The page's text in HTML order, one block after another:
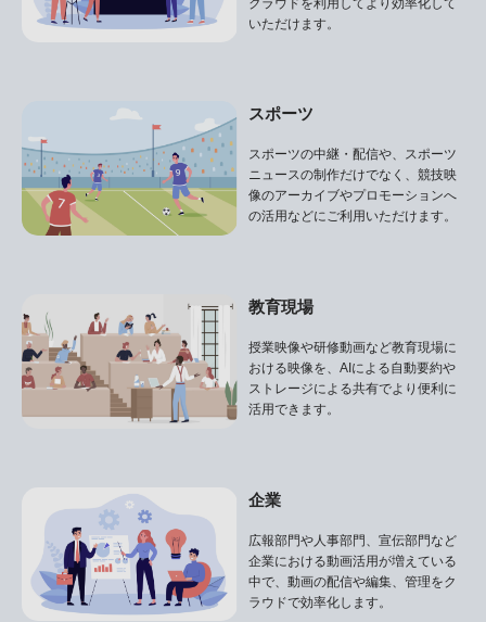
いただけます。
スポーツ
スポーツの中継・配信や、スポーツ
ニュースの制作だけでなく、競技映
像のアーカイブやプロモーションへ
の活用などにご利用いただけます。
教育現場
授業映像や研修動画など教育現場に
おける映像を、AIによる自動要約や
ストレージによる共有でより便利に
活用できます。
企業
広報部門や人事部門、宣伝部門など
企業における動画活用が増えている
中で、動画の配信や編集、管理をク
ラウドで効率化します。